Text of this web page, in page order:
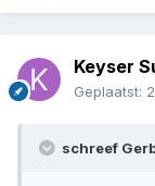
Keyser
Geplaatst:
schreef